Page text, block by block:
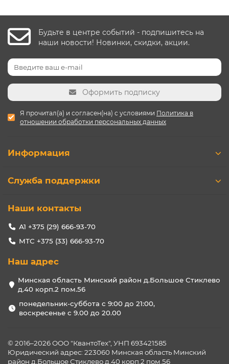
Будьте в центре событий - подпишитесь на
наши новости! Новинки, скидки, акции.
Оформить подписку
Я прочитал(а) и согласен(на) с условиями Политика в
отношении обработки персональных данных
Информация
Служба поддержки
Наши контакты
А1 +375 (29) 666-93-70
МТС +375 (33) 666-93-70
Наш адрес
Минская область Минский район д.Большое Стиклево
д.40 корп.2 пом.56
понедельник-суббота с 9:00 до 21:00,
воскресенье с 9.00 до 20.00
© 2016–2026 ООО "КвантоТех", УНП 693421585
Юридический адрес: 223060 Минская область Минский
район д.Большое Стиклево д.40 корп.2 пом.56